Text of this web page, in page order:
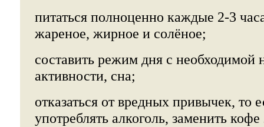
питаться полноценно каждые 2-3
жареное, жирное и солёное;
составить режим дня с необходимой
активности, сна;
отказаться от вредных привычек, то
употреблять алкоголь, заменить